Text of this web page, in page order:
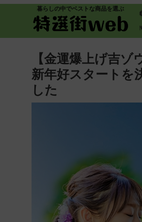
暮らしの中でベストな商品を選ぶ
【金運爆上げ吉
新年好スタートを
した